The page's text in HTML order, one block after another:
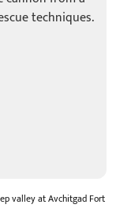
valley at Avchitgad Fort